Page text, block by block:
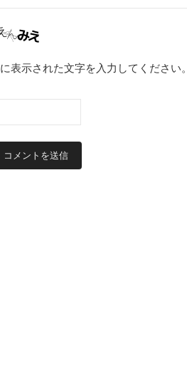
に表示された文字を入力してください。